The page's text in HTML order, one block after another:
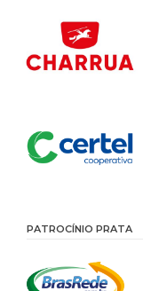
PATROCÍNIO PRATA